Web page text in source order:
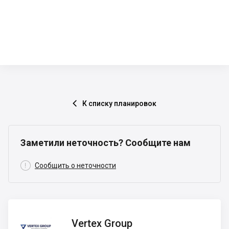
 К списку планировок
Заметили неточность? Сообщите нам
 Сообщить о неточности
Group
Vertex Group